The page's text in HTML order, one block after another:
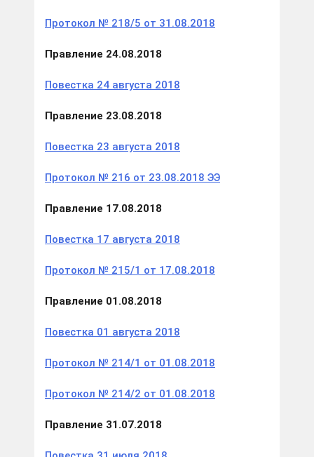
Протокол № 218/5 от 31.08.2018
Правление 24.08.2018
Повестка 24 августа 2018
Правление 23.08.2018
Повестка 23 августа 2018
Протокол № 216 от 23.08.2018 ЭЭ
Правление 17.08.2018
Повестка 17 августа 2018
Протокол № 215/1 от 17.08.2018
Правление 01.08.2018
Повестка 01 августа 2018
Протокол № 214/1 от 01.08.2018
Протокол № 214/2 от 01.08.2018
Правление 31.07.2018